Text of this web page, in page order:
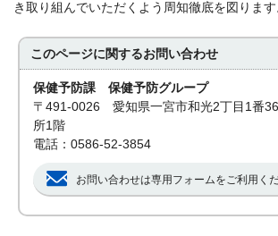
き取り組んでいただくよう周知徹底を図ります
このページに関するお問い合わせ
保健予防課 保健予防グループ
〒491-0026 愛知県一宮市和光2丁目1番
所1階
電話：0586-52-3854
お問い合わせは専用フォームをご利用くだ